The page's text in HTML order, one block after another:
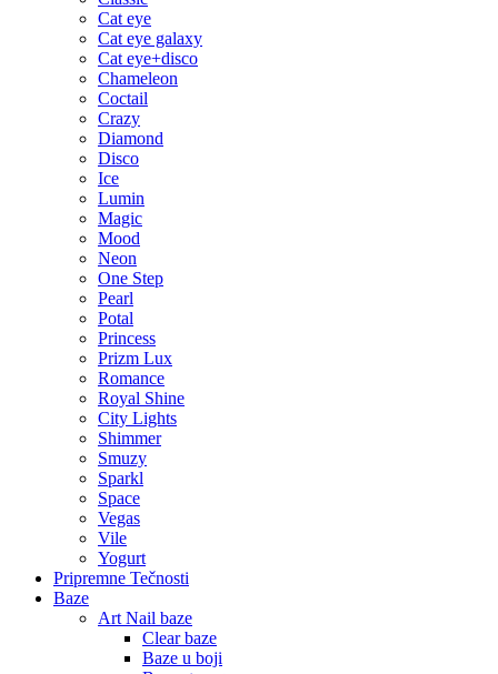
Cat eye
Cat eye galaxy
Cat eye+disco
Chameleon
Coctail
Crazy
Diamond
Disco
Ice
Lumin
Magic
Mood
Neon
One Step
Pearl
Potal
Princess
Prizm Lux
Romance
Royal Shine
City Lights
Shimmer
Smuzy
Sparkl
Space
Vegas
Vile
Yogurt
Pripremne Tečnosti
Baze
Art Nail baze
Clear baze
Baze u boji